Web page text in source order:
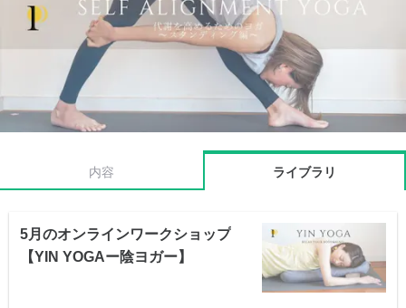
内容 ライブラリ
5月のオンラインワークショップ
【YIN YOGAー陰ヨガー】